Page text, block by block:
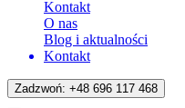
Kontakt
O nas
Blog i aktualności
Kontakt
Zadzwoń: +48 696 117 468